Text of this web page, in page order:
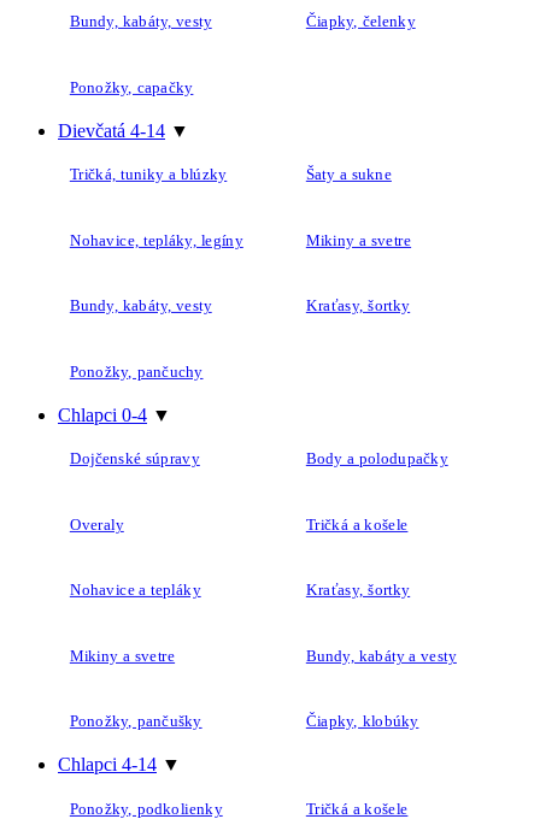
Bundy, kabáty, vesty Čiapky, čelenky
Ponožky, capačky
Dievčatá 4-14 ▼
Tričká, tuniky a blúzky Šaty a sukne
Nohavice, tepláky, legíny Mikiny a svetre
Bundy, kabáty, vesty Kraťasy, šortky
Ponožky, pančuchy
Chlapci 0-4 ▼
Dojčenské súpravy Body a polodupačky
Overaly Tričká a košele
Nohavice a tepláky Kraťasy, šortky
Mikiny a svetre Bundy, kabáty a vesty
Ponožky, pančušky Čiapky, klobúky
Chlapci 4-14 ▼
Ponožky, podkolienky Tričká a košele